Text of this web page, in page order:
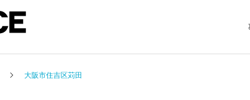
大阪市住吉区苅田